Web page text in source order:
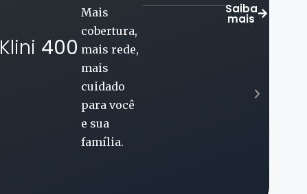
Klini 600
O plano
mais
completo
da Klini,
com
cobertura
premium.
Saiba
mais